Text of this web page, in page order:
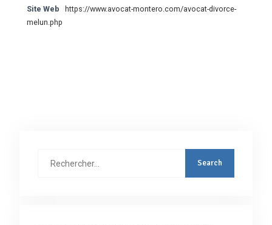
Site Web
https://www.avocat-montero.com/avocat-divorce-
melun.php